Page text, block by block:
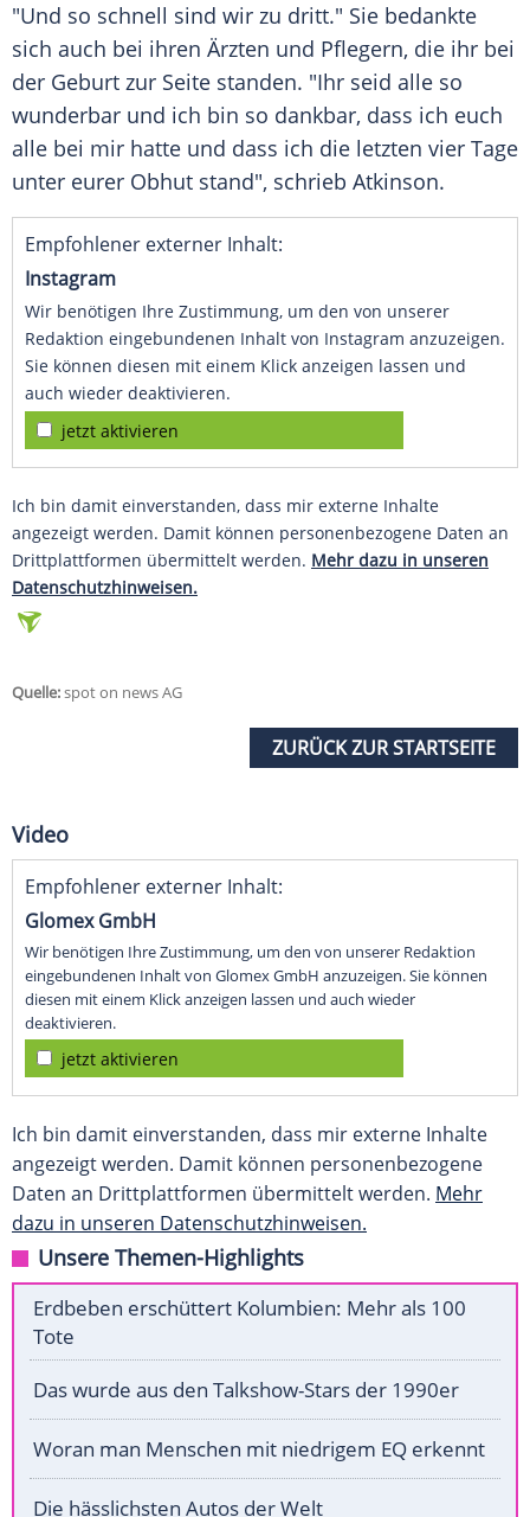
"Und so schnell sind wir zu dritt." Sie bedankte
sich auch bei ihren Ärzten und Pflegern, die ihr bei
der Geburt zur Seite standen. "Ihr seid alle so
wunderbar und ich bin so dankbar, dass ich euch
alle bei mir hatte und dass ich die letzten vier Tage
unter eurer Obhut stand", schrieb Atkinson.
Empfohlener externer Inhalt:
Instagram
Wir benötigen Ihre Zustimmung, um den von unserer
Redaktion eingebundenen Inhalt von Instagram anzuzeigen.
Sie können diesen mit einem Klick anzeigen lassen und
auch wieder deaktivieren.
jetzt aktivieren
Ich bin damit einverstanden, dass mir externe Inhalte
angezeigt werden. Damit können personenbezogene Daten an
Drittplattformen übermittelt werden. Mehr dazu in unseren
Datenschutzhinweisen.
Quelle:spot on news AG
ZURÜCK ZUR STARTSEITE
Video
Empfohlener externer Inhalt:
Glomex GmbH
Wir benötigen Ihre Zustimmung, um den von unserer Redaktion
eingebundenen Inhalt von Glomex GmbH anzuzeigen. Sie können
diesen mit einem Klick anzeigen lassen und auch wieder
deaktivieren.
jetzt aktivieren
Ich bin damit einverstanden, dass mir externe Inhalte
angezeigt werden. Damit können personenbezogene
Daten an Drittplattformen übermittelt werden. Mehr
dazu in unseren Datenschutzhinweisen.
Unsere Themen-Highlights
Erdbeben erschüttert Kolumbien: Mehr als 100
Tote
Das wurde aus den Talkshow-Stars der 1990er
Woran man Menschen mit niedrigem EQ erkennt
Die hässlichsten Autos der Welt